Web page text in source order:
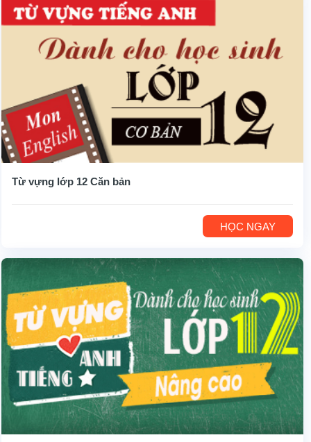
Từ vựng lớp 12 Căn bản
HỌC NGAY